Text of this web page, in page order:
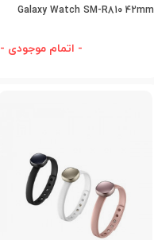
Galaxy Watch SM-R810 42mm
- اتمام موجودی -